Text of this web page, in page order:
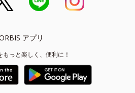
アプリ
もっと楽しく、便利に！